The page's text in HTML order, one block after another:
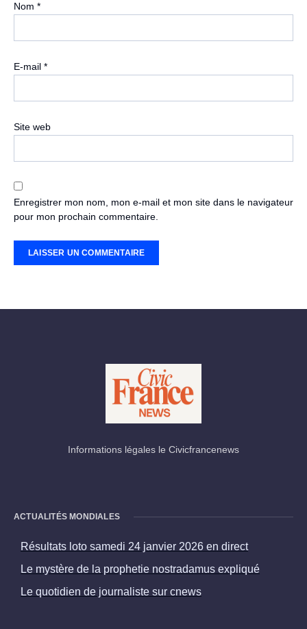
Nom *
E-mail *
Site web
Enregistrer mon nom, mon e-mail et mon site dans le navigateur
pour mon prochain commentaire.
Informations légales le Civicfrancenews
ACTUALITÉS MONDIALES
Résultats loto samedi 24 janvier 2026 en direct
Le mystère de la prophetie nostradamus expliqué
Le quotidien de journaliste sur cnews